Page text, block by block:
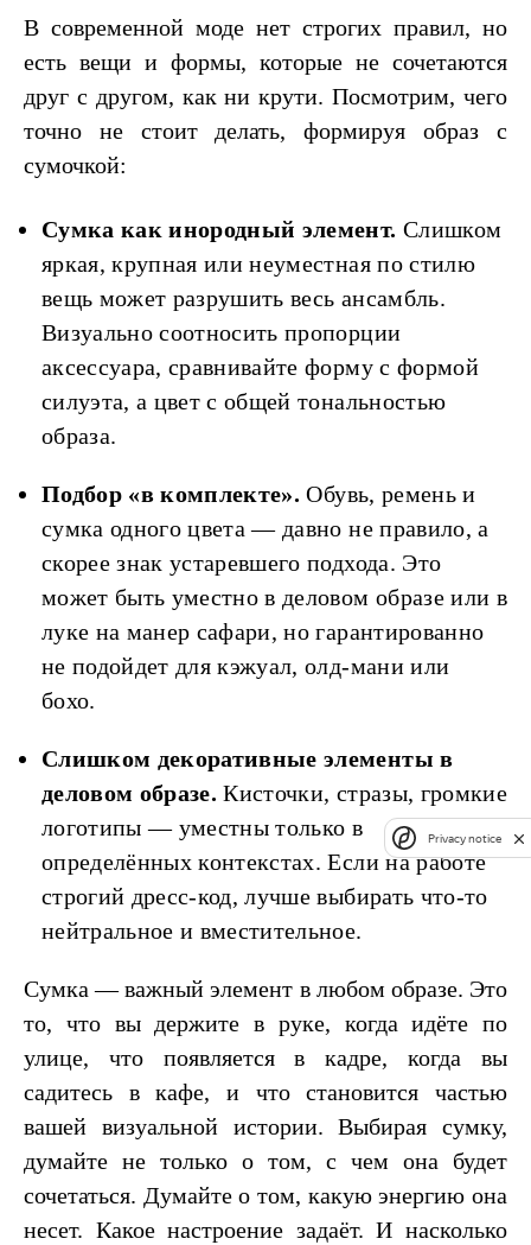
В современной моде нет строгих правил, но
есть вещи и формы, которые не сочетаются
друг с другом, как ни крути. Посмотрим, чего
точно не стоит делать, формируя образ с
сумочкой:
Сумка как инородный элемент. Слишком
яркая, крупная или неуместная по стилю
вещь может разрушить весь ансамбль.
Визуально соотносить пропорции
аксессуара, сравнивайте форму с формой
силуэта, а цвет с общей тональностью
образа.
Подбор «в комплекте». Обувь, ремень и
сумка одного цвета — давно не правило, а
скорее знак устаревшего подхода. Это
может быть уместно в деловом образе или в
луке на манер сафари, но гарантированно
не подойдет для кэжуал, олд-мани или
бохо.
Слишком декоративные элементы в
деловом образе. Кисточки, стразы, громкие
логотипы — уместны только в
определённых контекстах. Если на работе
строгий дресс-код, лучше выбирать что-то
нейтральное и вместительное.
Сумка — важный элемент в любом образе. Это
то, что вы держите в руке, когда идёте по
улице, что появляется в кадре, когда вы
садитесь в кафе, и что становится частью
вашей визуальной истории. Выбирая сумку,
думайте не только о том, с чем она будет
сочетаться. Думайте о том, какую энергию она
несет. Какое настроение задаёт. И насколько
Privacy notice